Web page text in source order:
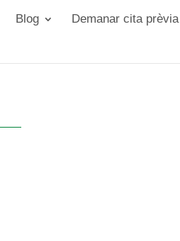
Blog Demanar cita prèvia